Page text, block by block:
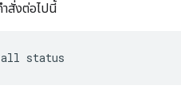
สั่งต่อไปนี้
all status